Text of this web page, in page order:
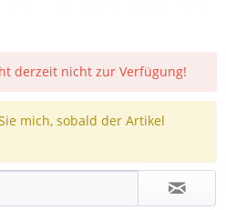
derzeit nicht zur Verfügung!
mich, sobald der Artikel